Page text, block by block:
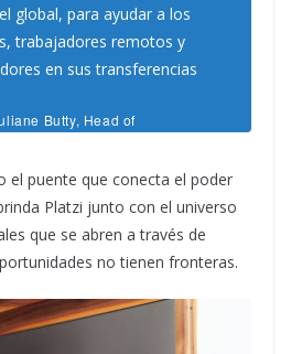
global, para ayudar a los
trabajadores remotos y
en sus transferencias
Butty, Head of
en Platzi.
el puente que conecta el poder
Platzi junto con el universo
que se abren a través de
no tienen fronteras.